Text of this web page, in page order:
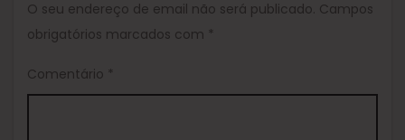
O seu endereço de email não será publicado. Campos
obrigatórios marcados com *
Comentário *